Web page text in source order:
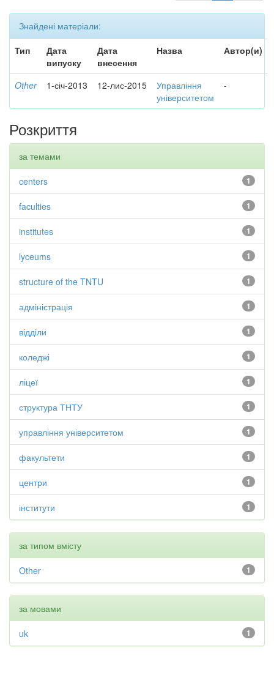
Знайдені матеріали:
Тип
Дата
випуску
Дата
внесення
Назва Автор(и)
Other 1-січ-2013 12-лис-2015
Управління
університетом
-
Розкриття
за темами
1
centers
1
faculties
1
institutes
1
lyceums
1
structure of the TNTU
1
адміністрація
1
відділи
1
коледжі
1
ліцеї
1
структура ТНТУ
1
управління університетом
1
факультети
1
центри
1
інститути
за типом вмісту
1
Other
за мовами
1
uk